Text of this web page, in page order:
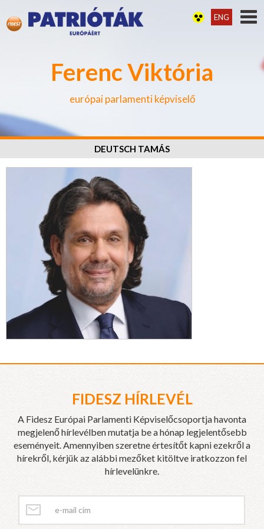
Ferenc Viktória
európai parlamenti képviselő
ENG
DEUTSCH TAMÁS
FIDESZ HÍRLEVÉL
A Fidesz Európai Parlamenti Képviselőcsoportja havonta
megjelenő hírlevélben mutatja be a hónap legjelentősebb
eseményeit. Amennyiben szeretne értesítőt kapni ezekről a
hírekről, kérjük az alábbi mezőket kitöltve iratkozzon fel
hírlevelünkre.